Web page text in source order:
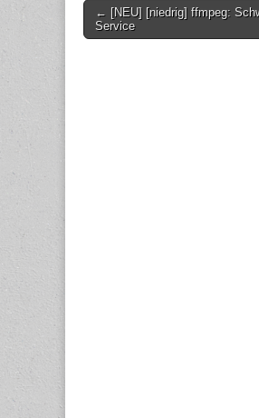
Post
navigation
← [NEU] [niedrig] ffmpeg:
Service